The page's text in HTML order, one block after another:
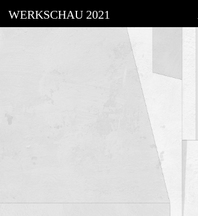
WERKSCHAU 2021